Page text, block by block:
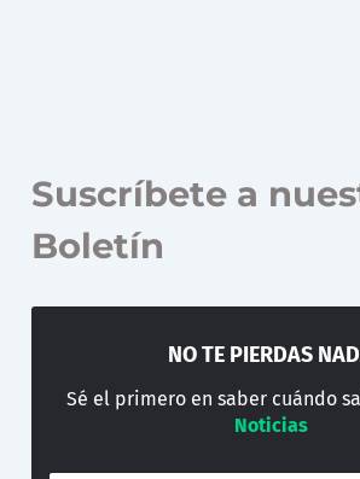
Suscríbete a
Boletín
NO TE PIERDAS
Sé el primero en saber cuándo
Noticias